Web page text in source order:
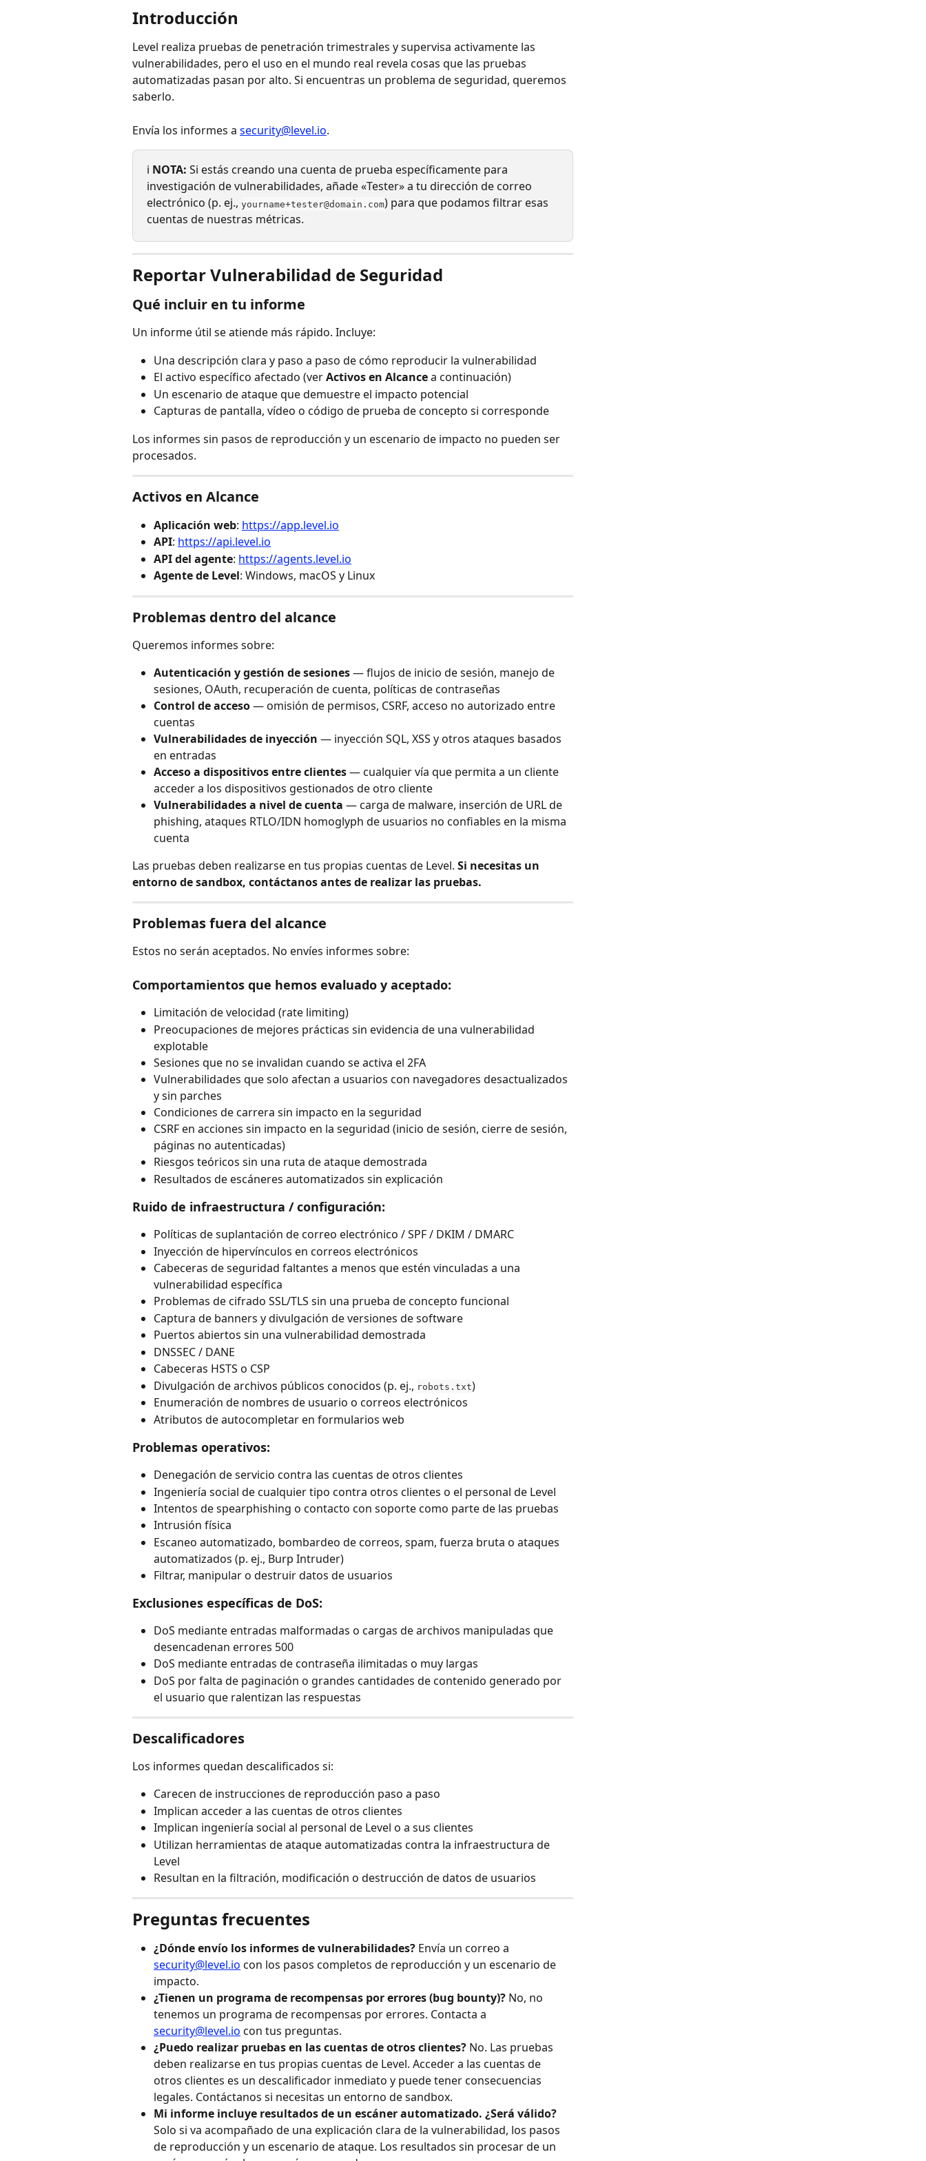
Introducción
Level realiza pruebas de penetración trimestrales y supervisa activamente las
vulnerabilidades, pero el uso en el mundo real revela cosas que las pruebas
automatizadas pasan por alto. Si encuentras un problema de seguridad, queremos
saberlo.
Envía los informes a security@level.io.
ℹ️ NOTA: Si estás creando una cuenta de prueba específicamente para
investigación de vulnerabilidades, añade «Tester» a tu dirección de correo
electrónico (p. ej., yourname+tester@domain.com) para que podamos filtrar esas
cuentas de nuestras métricas.
Reportar Vulnerabilidad de Seguridad
Qué incluir en tu informe
Un informe útil se atiende más rápido. Incluye:
Una descripción clara y paso a paso de cómo reproducir la vulnerabilidad
El activo específico afectado (ver Activos en Alcance a continuación)
Un escenario de ataque que demuestre el impacto potencial
Capturas de pantalla, vídeo o código de prueba de concepto si corresponde
Los informes sin pasos de reproducción y un escenario de impacto no pueden ser
procesados.
Activos en Alcance
Aplicación web: https://app.level.io
API: https://api.level.io
API del agente: https://agents.level.io
Agente de Level: Windows, macOS y Linux
Problemas dentro del alcance
Queremos informes sobre:
Autenticación y gestión de sesiones — flujos de inicio de sesión, manejo de
sesiones, OAuth, recuperación de cuenta, políticas de contraseñas
Control de acceso — omisión de permisos, CSRF, acceso no autorizado entre
cuentas
Vulnerabilidades de inyección — inyección SQL, XSS y otros ataques basados
en entradas
Acceso a dispositivos entre clientes — cualquier vía que permita a un cliente
acceder a los dispositivos gestionados de otro cliente
Vulnerabilidades a nivel de cuenta — carga de malware, inserción de URL de
phishing, ataques RTLO/IDN homoglyph de usuarios no confiables en la misma
cuenta
Las pruebas deben realizarse en tus propias cuentas de Level. Si necesitas un
entorno de sandbox, contáctanos antes de realizar las pruebas.
Problemas fuera del alcance
Estos no serán aceptados. No envíes informes sobre:
Comportamientos que hemos evaluado y aceptado:
Limitación de velocidad (rate limiting)
Preocupaciones de mejores prácticas sin evidencia de una vulnerabilidad
explotable
Sesiones que no se invalidan cuando se activa el 2FA
Vulnerabilidades que solo afectan a usuarios con navegadores desactualizados
y sin parches
Condiciones de carrera sin impacto en la seguridad
CSRF en acciones sin impacto en la seguridad (inicio de sesión, cierre de sesión,
páginas no autenticadas)
Riesgos teóricos sin una ruta de ataque demostrada
Resultados de escáneres automatizados sin explicación
Ruido de infraestructura / configuración:
Políticas de suplantación de correo electrónico / SPF / DKIM / DMARC
Inyección de hipervínculos en correos electrónicos
Cabeceras de seguridad faltantes a menos que estén vinculadas a una
vulnerabilidad específica
Problemas de cifrado SSL/TLS sin una prueba de concepto funcional
Captura de banners y divulgación de versiones de software
Puertos abiertos sin una vulnerabilidad demostrada
DNSSEC / DANE
Cabeceras HSTS o CSP
Divulgación de archivos públicos conocidos (p. ej., robots.txt)
Enumeración de nombres de usuario o correos electrónicos
Atributos de autocompletar en formularios web
Problemas operativos:
Denegación de servicio contra las cuentas de otros clientes
Ingeniería social de cualquier tipo contra otros clientes o el personal de Level
Intentos de spearphishing o contacto con soporte como parte de las pruebas
Intrusión física
Escaneo automatizado, bombardeo de correos, spam, fuerza bruta o ataques
automatizados (p. ej., Burp Intruder)
Filtrar, manipular o destruir datos de usuarios
Exclusiones específicas de DoS:
DoS mediante entradas malformadas o cargas de archivos manipuladas que
desencadenan errores 500
DoS mediante entradas de contraseña ilimitadas o muy largas
DoS por falta de paginación o grandes cantidades de contenido generado por
el usuario que ralentizan las respuestas
Descalificadores
Los informes quedan descalificados si:
Carecen de instrucciones de reproducción paso a paso
Implican acceder a las cuentas de otros clientes
Implican ingeniería social al personal de Level o a sus clientes
Utilizan herramientas de ataque automatizadas contra la infraestructura de
Level
Resultan en la filtración, modificación o destrucción de datos de usuarios
Preguntas frecuentes
¿Dónde envío los informes de vulnerabilidades? Envía un correo a
security@level.io con los pasos completos de reproducción y un escenario de
impacto.
¿Tienen un programa de recompensas por errores (bug bounty)? No, no
tenemos un programa de recompensas por errores. Contacta a
security@level.io con tus preguntas.
¿Puedo realizar pruebas en las cuentas de otros clientes? No. Las pruebas
deben realizarse en tus propias cuentas de Level. Acceder a las cuentas de
otros clientes es un descalificador inmediato y puede tener consecuencias
legales. Contáctanos si necesitas un entorno de sandbox.
Mi informe incluye resultados de un escáner automatizado. ¿Será válido?
Solo si va acompañado de una explicación clara de la vulnerabilidad, los pasos
de reproducción y un escenario de ataque. Los resultados sin procesar de un